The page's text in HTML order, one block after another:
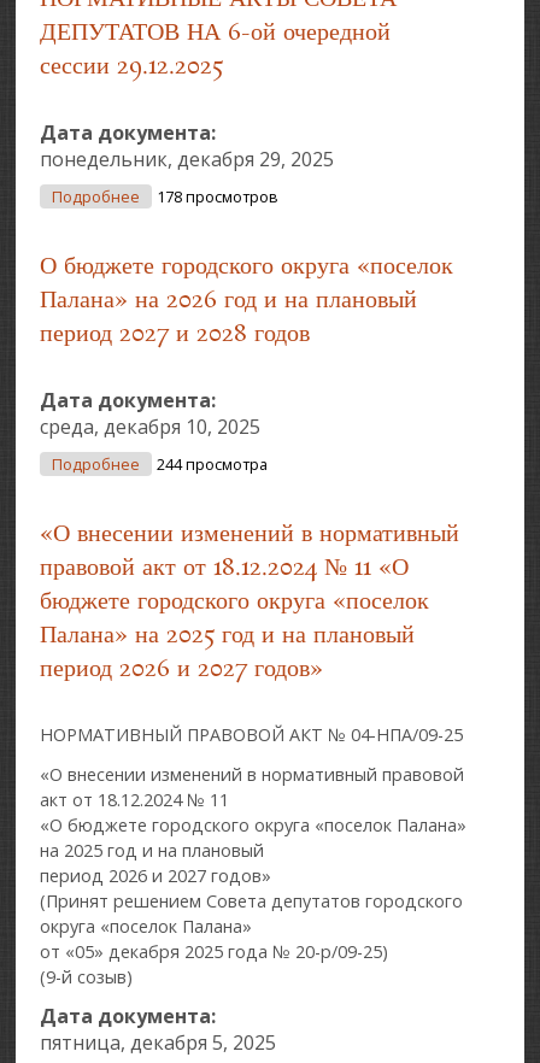
ДЕПУТАТОВ НА 6-ой очередной
сессии 29.12.2025
Дата документа:
понедельник, декабря 29, 2025
Подробнее О ПРИНЯТЫЕ МУНИЦИПАЛЬНЫЕ НОРМАТИВНЫЕ
178 просмотров
О бюджете городского округа «поселок
Палана» на 2026 год и на плановый
период 2027 и 2028 годов
Дата документа:
среда, декабря 10, 2025
Подробнее О О Бюджете Городского Округа «поселок
244 просмотра
«О внесении изменений в нормативный
правовой акт от 18.12.2024 № 11 «О
бюджете городского округа «поселок
Палана» на 2025 год и на плановый
период 2026 и 2027 годов»
НОРМАТИВНЫЙ ПРАВОВОЙ АКТ № 04-НПА/09-25
«О внесении изменений в нормативный правовой
акт от 18.12.2024 № 11
«О бюджете городского округа «поселок Палана»
на 2025 год и на плановый
период 2026 и 2027 годов»
(Принят решением Совета депутатов городского
округа «поселок Палана»
от «05» декабря 2025 года № 20-р/09-25)
(9-й созыв)
Дата документа:
пятница, декабря 5, 2025